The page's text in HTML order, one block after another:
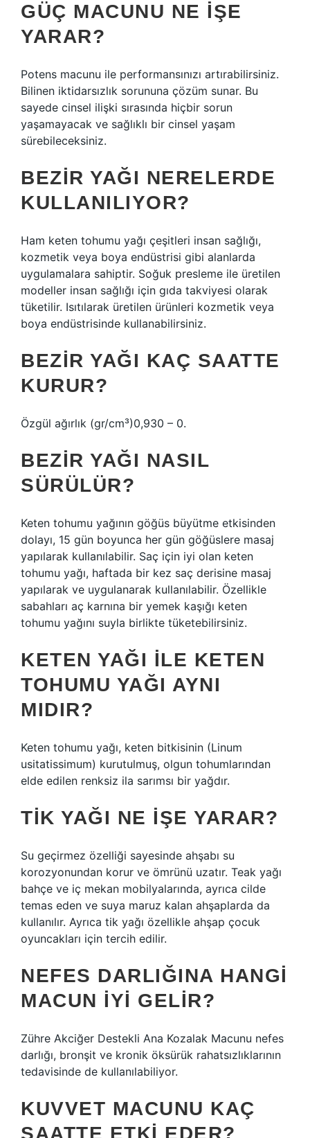
GÜÇ MACUNU NE IŞE
YARAR?
Potens macunu ile performansınızı artırabilirsiniz.
Bilinen iktidarsızlık sorununa çözüm sunar. Bu
sayede cinsel ilişki sırasında hiçbir sorun
yaşamayacak ve sağlıklı bir cinsel yaşam
sürebileceksiniz.
BEZIR YAĞI NERELERDE
KULLANILIYOR?
Ham keten tohumu yağı çeşitleri insan sağlığı,
kozmetik veya boya endüstrisi gibi alanlarda
uygulamalara sahiptir. Soğuk presleme ile üretilen
modeller insan sağlığı için gıda takviyesi olarak
tüketilir. Isıtılarak üretilen ürünleri kozmetik veya
boya endüstrisinde kullanabilirsiniz.
BEZIR YAĞI KAÇ SAATTE
KURUR?
Özgül ağırlık (gr/cm³)0,930 – 0.
BEZIR YAĞI NASIL
SÜRÜLÜR?
Keten tohumu yağının göğüs büyütme etkisinden
dolayı, 15 gün boyunca her gün göğüslere masaj
yapılarak kullanılabilir. Saç için iyi olan keten
tohumu yağı, haftada bir kez saç derisine masaj
yapılarak ve uygulanarak kullanılabilir. Özellikle
sabahları aç karnına bir yemek kaşığı keten
tohumu yağını suyla birlikte tüketebilirsiniz.
KETEN YAĞI ILE KETEN
TOHUMU YAĞI AYNI
MIDIR?
Keten tohumu yağı, keten bitkisinin (Linum
usitatissimum) kurutulmuş, olgun tohumlarından
elde edilen renksiz ila sarımsı bir yağdır.
TIK YAĞI NE IŞE YARAR?
Su geçirmez özelliği sayesinde ahşabı su
korozyonundan korur ve ömrünü uzatır. Teak yağı
bahçe ve iç mekan mobilyalarında, ayrıca cilde
temas eden ve suya maruz kalan ahşaplarda da
kullanılır. Ayrıca tik yağı özellikle ahşap çocuk
oyuncakları için tercih edilir.
NEFES DARLIĞINA HANGI
MACUN IYI GELIR?
Zühre Akciğer Destekli Ana Kozalak Macunu nefes
darlığı, bronşit ve kronik öksürük rahatsızlıklarının
tedavisinde de kullanılabiliyor.
KUVVET MACUNU KAÇ
SAATTE ETKI EDER?